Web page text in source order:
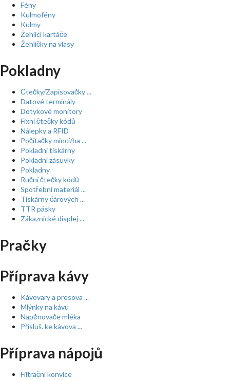
Fény
Kulmofény
Kulmy
Žehlící kartáče
Žehličky na vlasy
Pokladny
Čtečky/Zapisovačky ...
Datové terminály
Dotykové monitory
Fixní čtečky kódů
Nálepky a RFID
Počítačky mincí/ba ...
Pokladní tiskárny
Pokladní zásuvky
Pokladny
Ruční čtečky kódů
Spotřební materiál ...
Tiskárny čárových ...
TTR pásky
Zákaznické displej ...
Pračky
Příprava kávy
Kávovary a presova ...
Mlýnky na kávu
Napěnovače mléka
Přísluš. ke kávova ...
Příprava nápojů
Filtrační konvice